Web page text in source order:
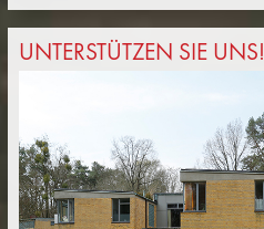
UNTERSTÜTZEN SIE UNS!